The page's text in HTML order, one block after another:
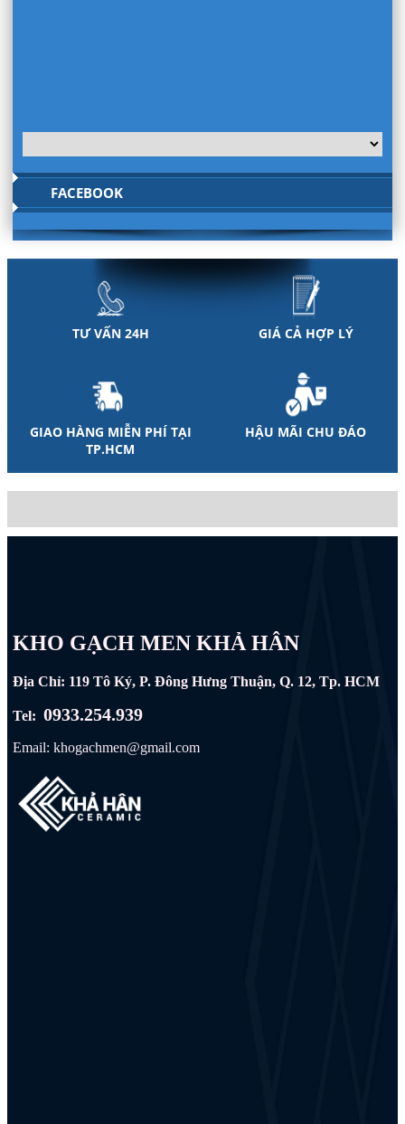
FACEBOOK
TƯ VẤN 24H GIÁ CẢ HỢP LÝ
GIAO HÀNG MIỄN PHÍ TẠI
TP.HCM
HẬU MÃI CHU ĐÁO
KHO GẠCH MEN KHẢ HÂN
Địa Chỉ: 119 Tô Ký, P. Đông Hưng Thuận, Q. 12, Tp. HCM
Tel:0933.254.939
Email: khogachmen@gmail.com